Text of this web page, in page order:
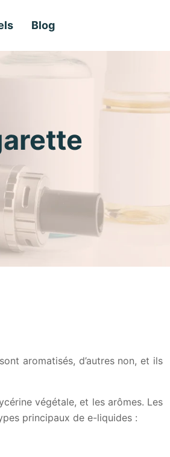
Blog
aromatisés, d’autres non, et ils
végétale, et les arômes. Les
principaux de e-liquides :